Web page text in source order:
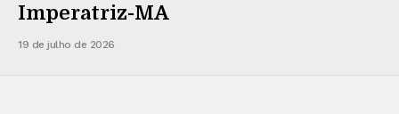
Imperatriz-MA
19 de julho de 2026